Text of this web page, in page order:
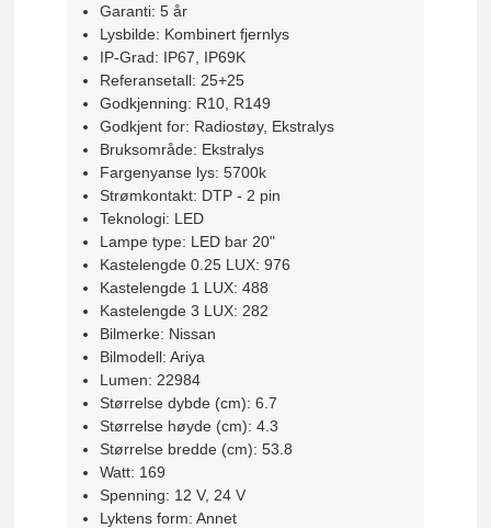
Garanti: 5 år
Lysbilde: Kombinert fjernlys
IP-Grad: IP67, IP69K
Referansetall: 25+25
Godkjenning: R10, R149
Godkjent for: Radiostøy, Ekstralys
Bruksområde: Ekstralys
Fargenyanse lys: 5700k
Strømkontakt: DTP - 2 pin
Teknologi: LED
Lampe type: LED bar 20"
Kastelengde 0.25 LUX: 976
Kastelengde 1 LUX: 488
Kastelengde 3 LUX: 282
Bilmerke: Nissan
Bilmodell: Ariya
Lumen: 22984
Størrelse dybde (cm): 6.7
Størrelse høyde (cm): 4.3
Størrelse bredde (cm): 53.8
Watt: 169
Spenning: 12 V, 24 V
Lyktens form: Annet